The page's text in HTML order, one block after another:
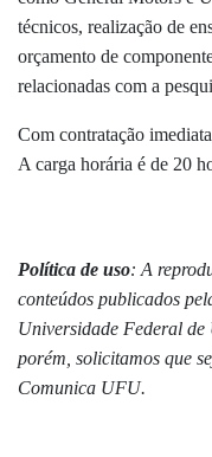
técnicos, realização de
orçamento de
relacionadas com a
Com contratação
A carga horária é de 20
Política de uso: A
conteúdos publicados
Universidade Federal
porém, solicitamos que
Comunica UFU.